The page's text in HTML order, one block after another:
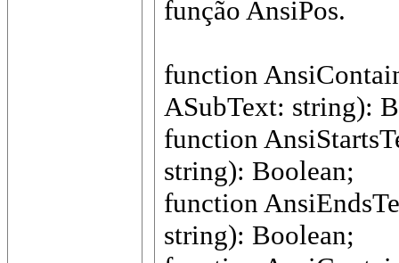
função AnsiPos.
function
ASubText: string):
function
string): Boolean;
function
string): Boolean;